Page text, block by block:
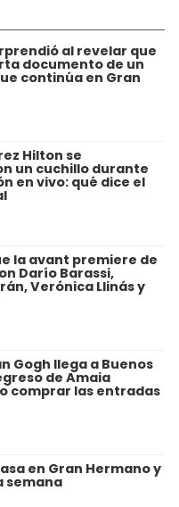
al revelar que
documento de un
continúa en Gran
Hilton se
un cuchillo durante
en vivo: qué dice el
la avant premiere de
Darío Barassi,
Verónica Llinás y
Gogh llega a Buenos
de Amaia
comprar las entradas
en Gran Hermano y
semana